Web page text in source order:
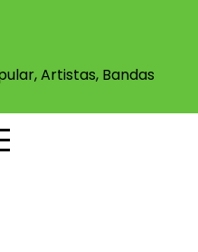
Artistas, Bandas